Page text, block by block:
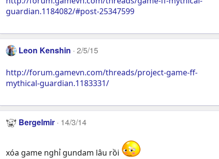
guardian.1184082/#post-25347599
Leon Kenshin 2/5/15
http://forum.gamevn.com/threads/project-game-ff-
mythical-guardian.1183331/
Bergelmir 14/3/14
xóa game nghỉ gundam lâu rồi